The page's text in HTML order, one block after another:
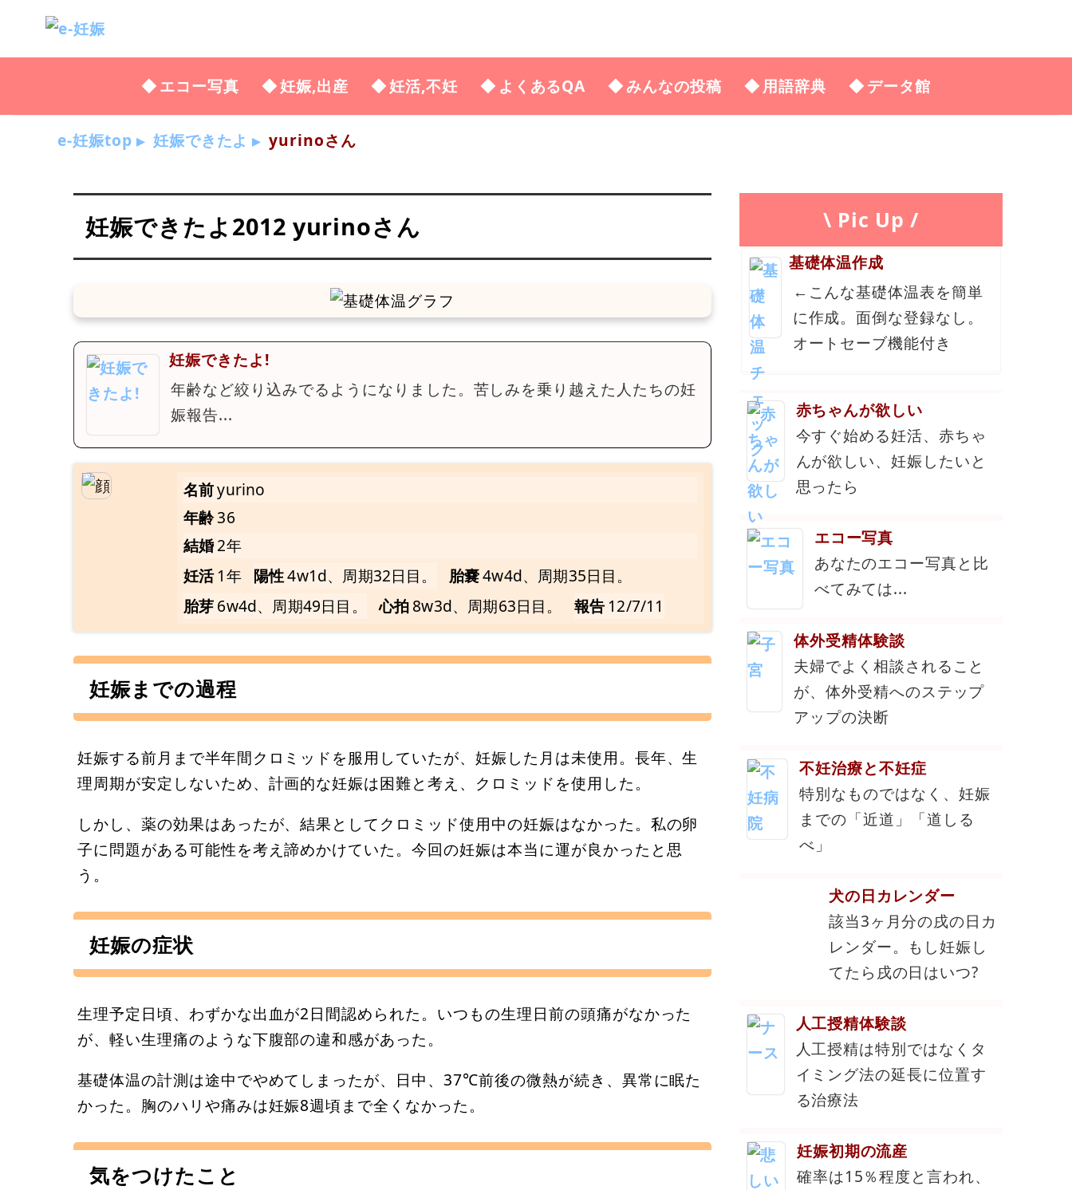
エコー写真 妊娠,出産 妊活,不妊 よくあるQA みんなの投稿 用語辞典 データ館
e-妊娠top 妊娠できたよ yurinoさん
妊娠できたよ2012 yurinoさん
妊娠できたよ!
年齢など絞り込みでるようになりました。苦しみを乗り越えた人たちの妊
娠報告...
名前yurino
年齢36
結婚2年
妊活 1年 陽性4w1d、周期32日目。 胎嚢4w4d、周期35日目。
胎芽6w4d、周期49日目。 心拍8w3d、周期63日目。 報告 12/7/11
妊娠までの過程
妊娠する前月まで半年間クロミッドを服用していたが、妊娠した月は未使用。長年、生
理周期が安定しないため、計画的な妊娠は困難と考え、クロミッドを使用した。
しかし、薬の効果はあったが、結果としてクロミッド使用中の妊娠はなかった。私の卵
子に問題がある可能性を考え諦めかけていた。今回の妊娠は本当に運が良かったと思
う。
妊娠の症状
生理予定日頃、わずかな出血が2日間認められた。いつもの生理日前の頭痛がなかった
が、軽い生理痛のような下腹部の違和感があった。
基礎体温の計測は途中でやめてしまったが、日中、37℃前後の微熱が続き、異常に眠た
かった。胸のハリや痛みは妊娠8週頃まで全くなかった。
気をつけたこと
\ Pic Up /
基礎体温作成
←こんな基礎体温表を簡単
に作成。面倒な登録なし。
オートセーブ機能付き
赤ちゃんが欲しい
今すぐ始める妊活、赤ちゃ
んが欲しい、妊娠したいと
思ったら
エコー写真
あなたのエコー写真と比
べてみては...
体外受精体験談
夫婦でよく相談されること
が、体外受精へのステップ
アップの決断
不妊治療と不妊症
特別なものではなく、妊娠
までの「近道」「道しる
べ」
犬の日カレンダー
該当3ヶ月分の戌の日カ
レンダー。もし妊娠し
てたら戌の日はいつ?
人工授精体験談
人工授精は特別ではなくタ
イミング法の延長に位置す
る治療法
妊娠初期の流産
確率は15％程度と言われ、